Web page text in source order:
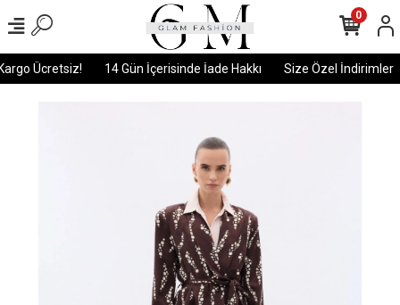
Ücretsiz! 14 Gün İçerisinde İade Hakkı Size Özel İndirimler
0